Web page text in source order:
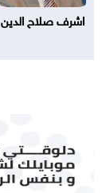
اشرف صلاح الدين